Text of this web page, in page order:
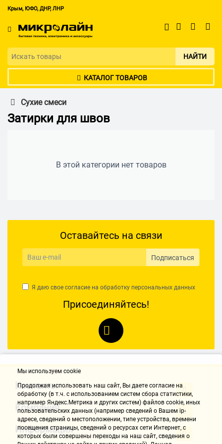
Крым, ЮФО, ДНР, ЛНР
НАЙТИ
КАТАЛОГ ТОВАРОВ
Сухие смеси
Затирки для швов
В этой категории нет товаров
Оставайтесь на связи
Подписаться
Я даю свое согласие на обработку персональных данных
Присоединяйтесь!
Контакты
Компания
Информация
Мы используем cookie
Продолжая использовать наш cайт, Вы даете согласие на
обработку (в т.ч. с использованием систем сбора статистики,
например Яндекс.Метрика и других систем) файлов cookie, иных
пользовательских данных (например сведений о Вашем ip-
адресе, сведений о местоположении, типе устройства, времени
посещения страницы, сведений о ресурсах сети Интернет, с
которых были совершены переходы на наш сайт, сведения о